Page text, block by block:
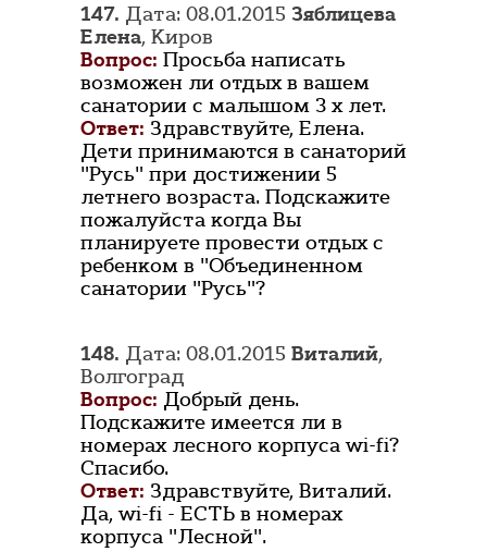
147. Дата: 08.01.2015 Зяблицева
Елена, Киров
Вопрос: Просьба написать
возможен ли отдых в вашем
санатории с малышом 3 х лет.
Ответ: Здравствуйте, Елена.
Дети принимаются в санаторий
"Русь" при достижении 5
летнего возраста. Подскажите
пожалуйста когда Вы
планируете провести отдых с
ребенком в "Объединенном
санатории "Русь"?
148. Дата: 08.01.2015 Виталий,
Волгоград
Вопрос: Добрый день.
Подскажите имеется ли в
номерах лесного корпуса wi-fi?
Спасибо.
Ответ: Здравствуйте, Виталий.
Да, wi-fi - ЕСТЬ в номерах
корпуса "Лесной".